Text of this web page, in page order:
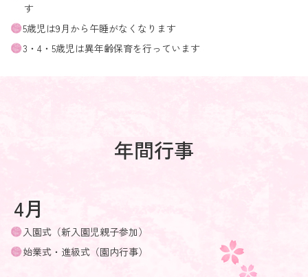
す
5歳児は9月から午睡がなくなります
3・4・5歳児は異年齢保育を行っています
年間行事
4月
入園式（新入園児親子参加）
始業式・進級式（園内行事）